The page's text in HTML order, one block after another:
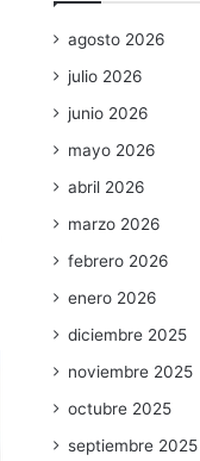
agosto 2026
julio 2026
junio 2026
mayo 2026
abril 2026
marzo 2026
febrero 2026
enero 2026
diciembre 2025
noviembre 2025
octubre 2025
septiembre 2025